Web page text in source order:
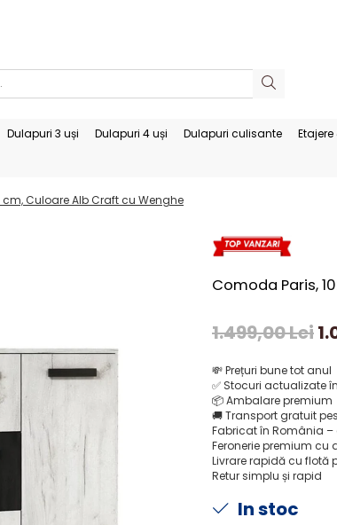
Dulapuri 3 uși Dulapuri 4 uși Dulapuri culisante
cm, Culoare Alb Craft cu Wenghe
Comoda Paris,
1.499,00 Lei
💸Prețuri bune tot anul
✅ Stocuri actualizate
📦Ambalare premium
🚚Transport gratuit
Fabricat în România
Feronerie premium cu
Livrare rapidă cu flotă
Retur simplu și rapid
In stoc